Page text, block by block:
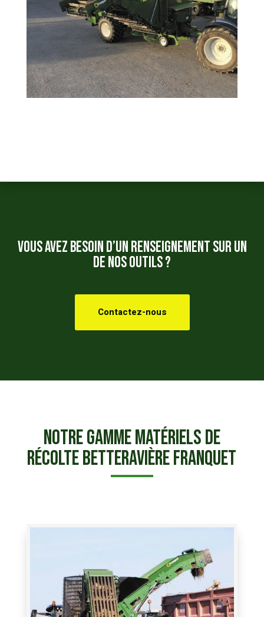
Vous avez besoin d’un renseignement sur un
de nos outils ?
Contactez-nous
Notre gamme Matériels de
récolte betteravièreFranquet